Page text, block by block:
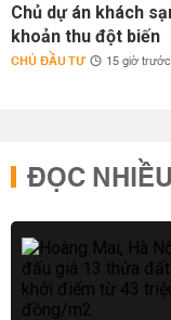
Chủ dự án khách
khoản thu đột biến
CHỦ ĐẦU TƯ 15 giờ trước
ĐỌC